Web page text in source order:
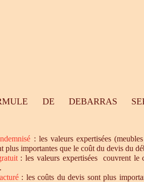
DE DEBARRAS
: les valeurs expertisées
plus importantes que le coût du devis du
: les valeurs expertisées couvrent le
: les coûts du devis sont plus